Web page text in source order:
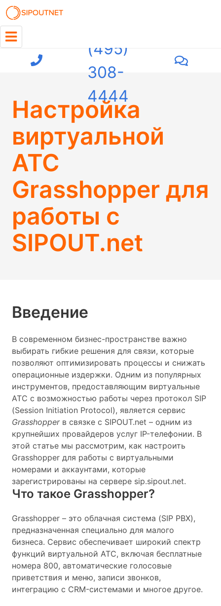
(495)
308-
4444
Настройка
виртуальной
АТС
Grasshopper для
работы с
SIPOUT.net
Введение
В современном бизнес-пространстве важно
выбирать гибкие решения для связи, которые
позволяют оптимизировать процессы и снижать
операционные издержки. Одним из популярных
инструментов, предоставляющим виртуальные
АТС с возможностью работы через протокол SIP
(Session Initiation Protocol), является сервис
Grasshopperв связке с SIPOUT.net – одним из
крупнейших провайдеров услуг IP-телефонии. В
этой статье мы рассмотрим, как настроить
Grasshopper для работы с виртуальными
номерами и аккаунтами, которые
зарегистрированы на сервере sip.sipout.net.
Что такое Grasshopper?
Grasshopper – это облачная система (SIP PBX),
предназначенная специально для малого
бизнеса. Сервис обеспечивает широкий спектр
функций виртуальной АТС, включая бесплатные
номера 800, автоматические голосовые
приветствия и меню, записи звонков,
интеграцию с CRM-системами и многое другое.